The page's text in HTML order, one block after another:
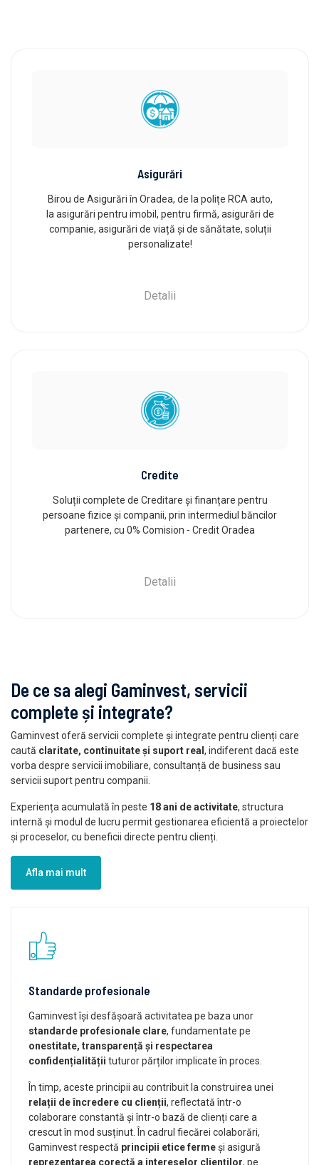
Asigurări
Birou de Asigurări în Oradea, de la polițe RCA auto,
la asigurări pentru imobil, pentru firmă, asigurări de
companie, asigurări de viață și de sănătate, soluții
personalizate!
Detalii
Credite
Soluții complete de Creditare și finanțare pentru
persoane fizice și companii, prin intermediul băncilor
partenere, cu 0% Comision - Credit Oradea
Detalii
De ce sa alegi Gaminvest, servicii
complete și integrate?
Gaminvest oferă servicii complete și integrate pentru clienți care
caută claritate, continuitate și suport real , indiferent dacă este
vorba despre servicii imobiliare, consultanță de business sau
servicii suport pentru companii.
Experiența acumulată în peste 18 ani de activitate, structura
internă și modul de lucru permit gestionarea eficientă a proiectelor
și proceselor, cu beneficii directe pentru clienți.
Afla mai mult
Standarde profesionale
Gaminvest își desfășoară activitatea pe baza unor
standarde profesionale clare, fundamentate pe
onestitate, transparență și respectarea
confidențialității tuturor părților implicate în proces.
În timp, aceste principii au contribuit la construirea unei
relații de încredere cu clienții, reflectată într-o
colaborare constantă și într-o bază de clienți care a
crescut în mod susținut. În cadrul fiecărei colaborări,
Gaminvest respectă principii etice fermeși asigură
reprezentarea corectă a intereselor clienților, pe